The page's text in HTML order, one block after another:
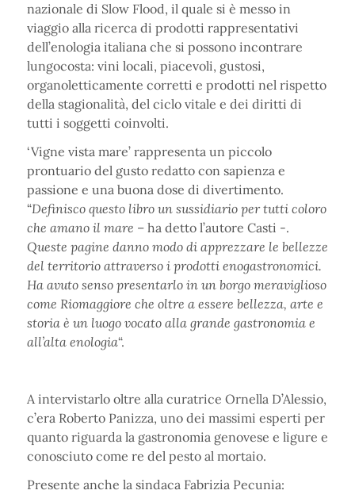
nazionale di Slow Flood, il quale si è messo in
viaggio alla ricerca di prodotti rappresentativi
dell’enologia italiana che si possono incontrare
lungocosta: vini locali, piacevoli, gustosi,
organoletticamente corretti e prodotti nel rispetto
della stagionalità, del ciclo vitale e dei diritti di
tutti i soggetti coinvolti.
‘Vigne vista mare’ rappresenta un piccolo
prontuario del gusto redatto con sapienza e
passione e una buona dose di divertimento.
“Definisco questo libro un sussidiario per tutti coloro
che amano il mare – ha detto l’autore Casti -.
Queste pagine danno modo di apprezzare le bellezze
del territorio attraverso i prodotti enogastronomici.
Ha avuto senso presentarlo in un borgo meraviglioso
come Riomaggiore che oltre a essere bellezza, arte e
storia è un luogo vocato alla grande gastronomia e
all’alta enologia“.
A intervistarlo oltre alla curatrice Ornella D’Alessio,
c’era Roberto Panizza, uno dei massimi esperti per
quanto riguarda la gastronomia genovese e ligure e
conosciuto come re del pesto al mortaio.
Presente anche la sindaca Fabrizia Pecunia: